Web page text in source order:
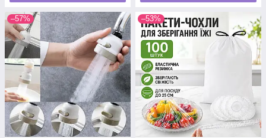
–57% –53%